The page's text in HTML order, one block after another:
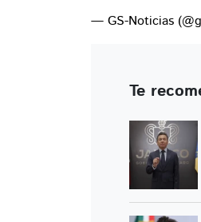
— GS-Noticias
Te